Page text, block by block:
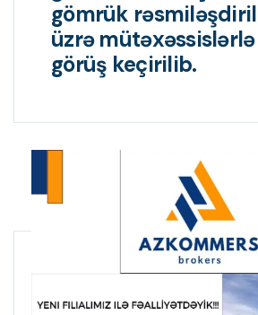
gömrük
üzrə
görüş keçirilib.